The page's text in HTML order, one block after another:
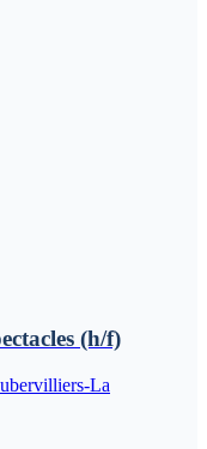
(h/f)
La